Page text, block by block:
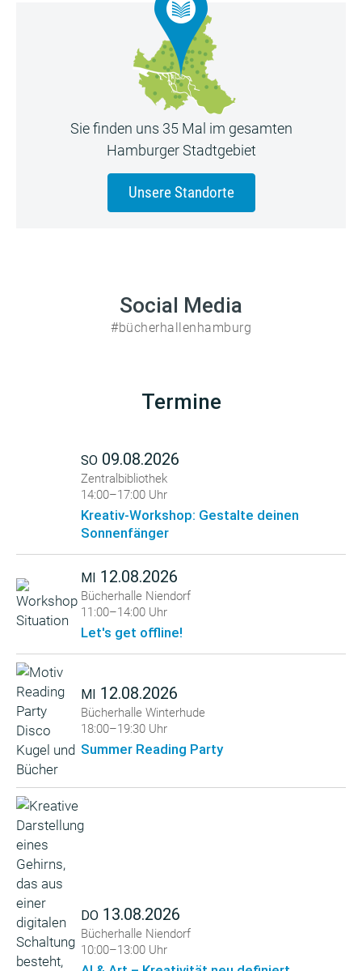
Sie finden uns 35 Mal im gesamten
Hamburger Stadtgebiet
Unsere Standorte
Social Media
#bücherhallenhamburg
Termine
SO 09.08.2026
Zentralbibliothek
14:00–17:00 Uhr
Kreativ-Workshop: Gestalte deinen
Sonnenfänger
MI 12.08.2026
Bücherhalle Niendorf
11:00–14:00 Uhr
Let's get offline!
MI 12.08.2026
Bücherhalle Winterhude
18:00–19:30 Uhr
Summer Reading Party
DO 13.08.2026
Bücherhalle Niendorf
10:00–13:00 Uhr